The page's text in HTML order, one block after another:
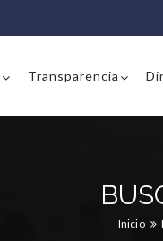
Transparencia
Inicio